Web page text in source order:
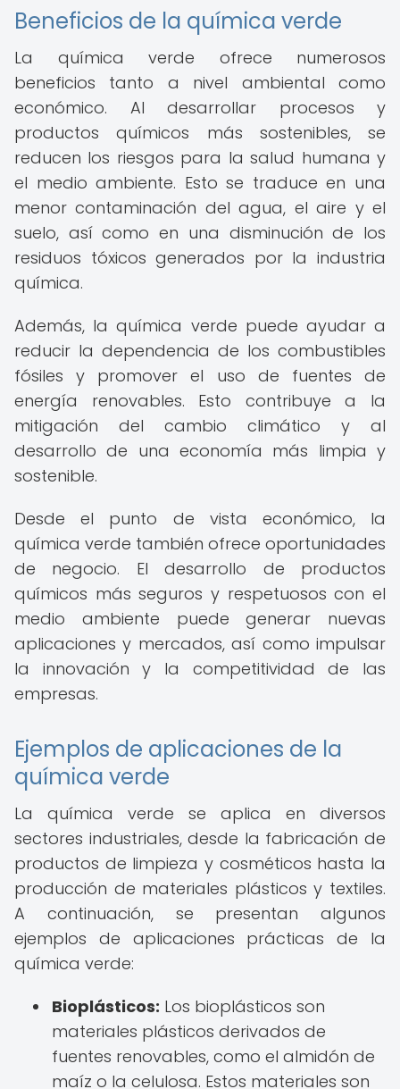
Beneficios de la química verde
La química verde ofrece numerosos
beneficios tanto a nivel ambiental como
económico. Al desarrollar procesos y
productos químicos más sostenibles, se
reducen los riesgos para la salud humana y
el medio ambiente. Esto se traduce en una
menor contaminación del agua, el aire y el
suelo, así como en una disminución de los
residuos tóxicos generados por la industria
química.
Además, la química verde puede ayudar a
reducir la dependencia de los combustibles
fósiles y promover el uso de fuentes de
energía renovables. Esto contribuye a la
mitigación del cambio climático y al
desarrollo de una economía más limpia y
sostenible.
Desde el punto de vista económico, la
química verde también ofrece oportunidades
de negocio. El desarrollo de productos
químicos más seguros y respetuosos con el
medio ambiente puede generar nuevas
aplicaciones y mercados, así como impulsar
la innovación y la competitividad de las
empresas.
Ejemplos de aplicaciones de la
química verde
La química verde se aplica en diversos
sectores industriales, desde la fabricación de
productos de limpieza y cosméticos hasta la
producción de materiales plásticos y textiles.
A continuación, se presentan algunos
ejemplos de aplicaciones prácticas de la
química verde:
Bioplásticos: Los bioplásticos son
materiales plásticos derivados de
fuentes renovables, como el almidón de
maíz o la celulosa. Estos materiales son